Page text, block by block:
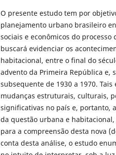
O presente estudo tem por
planejamento urbano brasileiro
sociais e econômicos do
buscará evidenciar os
habitacional, entre o final do
advento da Primeira República e,
subsequente de 1930 a 1970.
mudanças estruturais, culturais,
significativas no país e, portanto,
da questão urbana e
para a compreensão desta nova
conta desta análise, o estudo